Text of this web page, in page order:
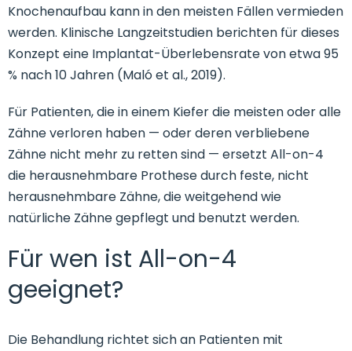
Knochenaufbau kann in den meisten Fällen vermieden
werden. Klinische Langzeitstudien berichten für dieses
Konzept eine Implantat-Überlebensrate von etwa 95
% nach 10 Jahren (Maló et al., 2019).
Für Patienten, die in einem Kiefer die meisten oder alle
Zähne verloren haben — oder deren verbliebene
Zähne nicht mehr zu retten sind — ersetzt All-on-4
die herausnehmbare Prothese durch feste, nicht
herausnehmbare Zähne, die weitgehend wie
natürliche Zähne gepflegt und benutzt werden.
Für wen ist All-on-4
geeignet?
Die Behandlung richtet sich an Patienten mit